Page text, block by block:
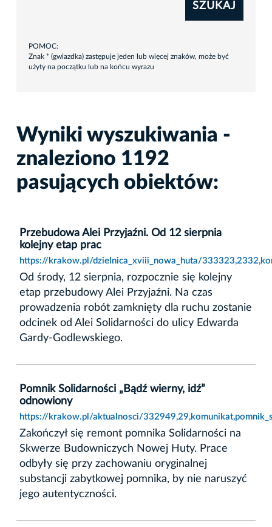
SZUKAJ
POMOC:
Znak * (gwiazdka) zastępuje jeden lub więcej znaków, może być
użyty na początku lub na końcu wyrazu
Wyniki wyszukiwania -
znaleziono 1192
pasujących obiektów:
Przebudowa Alei Przyjaźni. Od 12 sierpnia
kolejny etap prac
https://krakow.pl/dzielnica_xviii_nowa_huta/
Od środy, 12 sierpnia, rozpocznie się kolejny
etap przebudowy Alei Przyjaźni. Na czas
prowadzenia robót zamknięty dla ruchu zostanie
odcinek od Alei Solidarności do ulicy Edwarda
Gardy-Godlewskiego.
Pomnik Solidarności „Bądź wierny, idź”
odnowiony
https://krakow.pl/aktualnosci/
Zakończył się remont pomnika Solidarności na
Skwerze Budowniczych Nowej Huty. Prace
odbyły się przy zachowaniu oryginalnej
substancji zabytkowej pomnika, by nie naruszyć
jego autentyczności.